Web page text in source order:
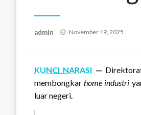
admin
Posted
November 19, 2025
KUNCI NARASI —
membongkarhome industri
luar negeri.